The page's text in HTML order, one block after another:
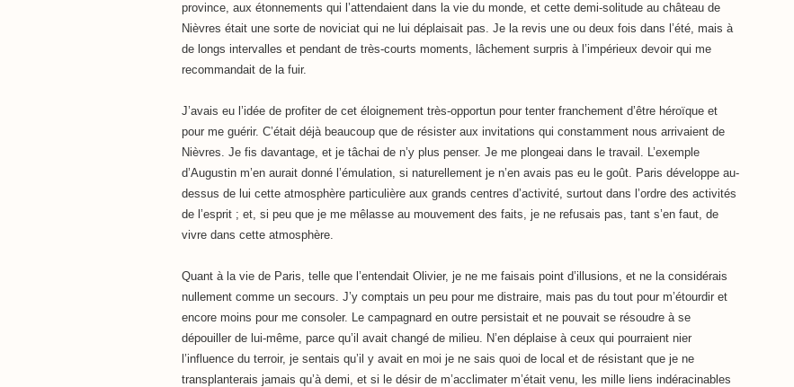
province, aux étonnements qui l’attendaient dans la vie du monde, et cette demi-solitude au château de
Nièvres était une sorte de noviciat qui ne lui déplaisait pas. Je la revis une ou deux fois dans l’été, mais à
de longs intervalles et pendant de très-courts moments, lâchement surpris à l’impérieux devoir qui me
recommandait de la fuir.
J’avais eu l’idée de profiter de cet éloignement très-opportun pour tenter franchement d’être héroïque et
pour me guérir. C’était déjà beaucoup que de résister aux invitations qui constamment nous arrivaient de
Nièvres. Je fis davantage, et je tâchai de n’y plus penser. Je me plongeai dans le travail. L’exemple
d’Augustin m’en aurait donné l’émulation, si naturellement je n’en avais pas eu le goût. Paris développe au-
dessus de lui cette atmosphère particulière aux grands centres d’activité, surtout dans l’ordre des activités
de l’esprit ; et, si peu que je me mêlasse au mouvement des faits, je ne refusais pas, tant s’en faut, de
vivre dans cette atmosphère.
Quant à la vie de Paris, telle que l’entendait Olivier, je ne me faisais point d’illusions, et ne la considérais
nullement comme un secours. J’y comptais un peu pour me distraire, mais pas du tout pour m’étourdir et
encore moins pour me consoler. Le campagnard en outre persistait et ne pouvait se résoudre à se
dépouiller de lui-même, parce qu’il avait changé de milieu. N’en déplaise à ceux qui pourraient nier
l’influence du terroir, je sentais qu’il y avait en moi je ne sais quoi de local et de résistant que je ne
transplanterais jamais qu’à demi, et si le désir de m’acclimater m’était venu, les mille liens indéracinables